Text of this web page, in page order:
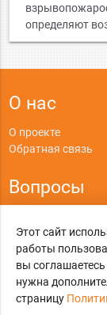
определяют
О нас
О проекте
Обратная связь
Вопросы
Политика
©Online-Otvet.ru,
Этот сайт
Этот сайт
работы
вы
нужна
страницу